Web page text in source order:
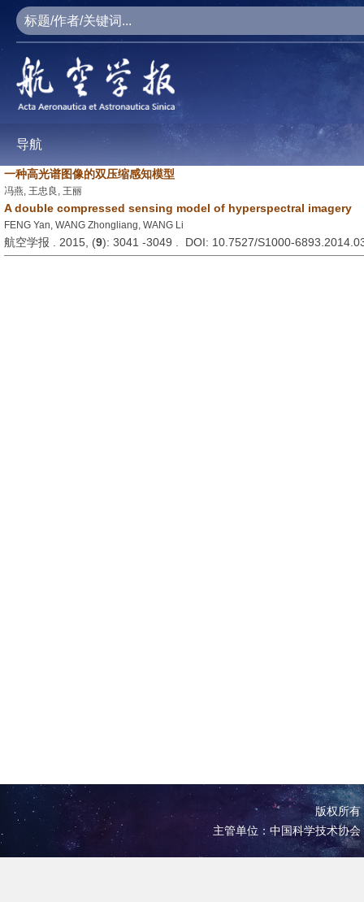
导航
一种高光谱图像的双压缩感知模型
冯燕, 王忠良, 王丽
A double compressed sensing model of hyperspectral imagery
FENG Yan, WANG Zhongliang, WANG Li
航空学报 . 2015, (9): 3041 -3049 . DOI: 10.7527/S1000-
版权所
主管单位：中国科学技术协